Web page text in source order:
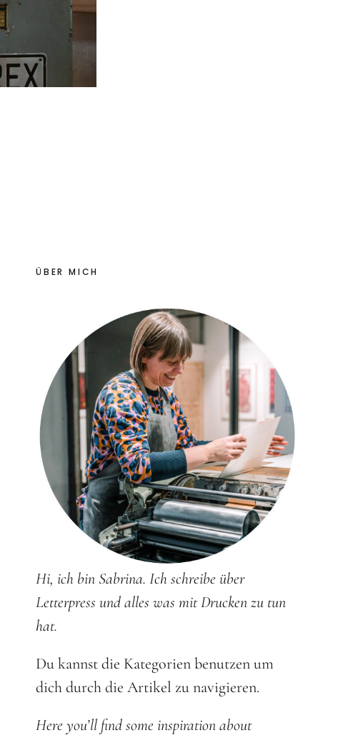
ÜBER MICH
Hi, ich bin Sabrina. Ich schreibe über
Letterpress und alles was mit Drucken zu tun
hat.
Du kannst die Kategorien benutzen um
dich durch die Artikel zu navigieren.
Here you’ll find some inspiration about